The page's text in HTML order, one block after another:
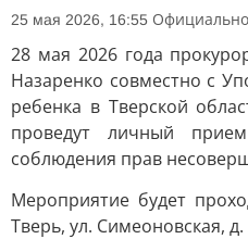
25 мая 2026, 16:55 Официально
28 мая 2026 года
Назаренко совместно с
ребенка в Тверской
проведут личный
соблюдения прав
Мероприятие будет
Тверь, ул. Симеоновская, д.